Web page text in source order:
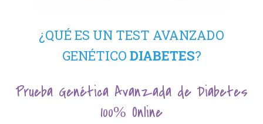
¿QUÉ ES UN TEST AVANZADO
GENÉTICO DIABETES?
Prueba Genética Avanzada de Diabetes
100% Online